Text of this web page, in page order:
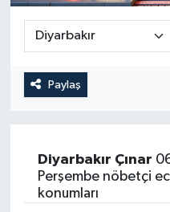
Paylaş
Diyarbakır Çınar
Perşembe nöbetçi
konumları
Güncel
Kültür & Sanat
Resmi İlan
Sağlık & Yaşam